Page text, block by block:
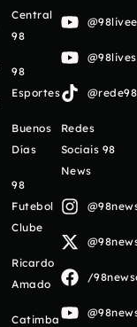
Central
98
98
Esportes
Buenos
Días
98
Futebol
Clube
Ricardo
Amado
Catimba
Redes
Sociais 98
News
/